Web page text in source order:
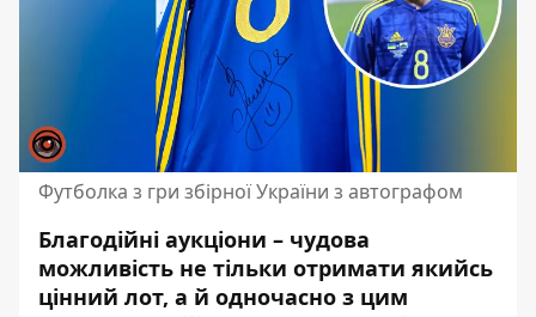
Футболка з гри збірної України з автографом
Благодійні аукціони – чудова
можливість не тільки отримати якийсь
цінний лот, а й одночасно з цим